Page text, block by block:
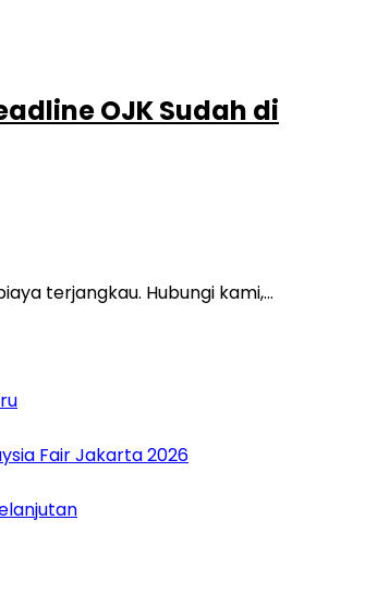
OJK Sudah di
terjangkau. Hubungi kami,…
Fair Jakarta 2026